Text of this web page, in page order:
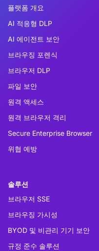
플랫폼 개요
AI 적응형 DLP
AI 에이전트 보안
브라우징 포렌식
브라우저 DLP
파일 보안
원격 액세스
원격 브라우저 격리
Secure Enterprise Browser
위협 예방
솔루션
브라우저 SSE
브라우징 가시성
BYOD 및 비관리 기기 보안
규정 준수 솔루션